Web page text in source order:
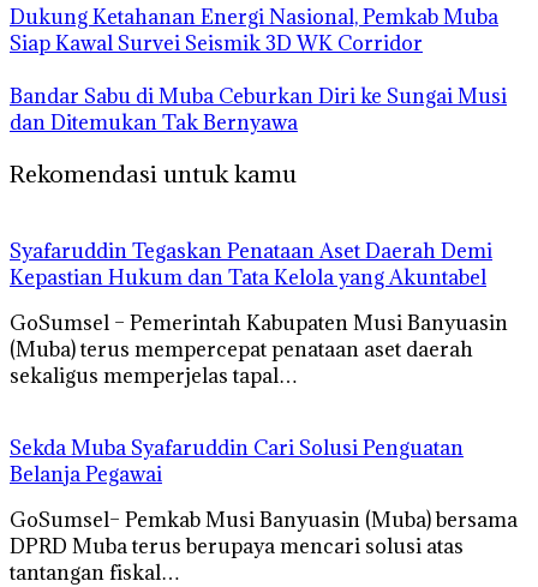
Dukung Ketahanan Energi Nasional, Pemkab Muba
Siap Kawal Survei Seismik 3D WK Corridor
Bandar Sabu di Muba Ceburkan Diri ke Sungai Musi
dan Ditemukan Tak Bernyawa
Rekomendasi untuk kamu
Syafaruddin Tegaskan Penataan Aset Daerah Demi
Kepastian Hukum dan Tata Kelola yang Akuntabel
GoSumsel – Pemerintah Kabupaten Musi Banyuasin
(Muba) terus mempercepat penataan aset daerah
sekaligus memperjelas tapal…
Sekda Muba Syafaruddin Cari Solusi Penguatan
Belanja Pegawai
GoSumsel– Pemkab Musi Banyuasin (Muba) bersama
DPRD Muba terus berupaya mencari solusi atas
tantangan fiskal…